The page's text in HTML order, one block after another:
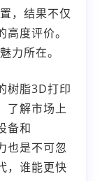
，结果不仅
度评价。
力所在。
树脂3D打印
了解市场上
备和
也是不可忽
，谁能更快